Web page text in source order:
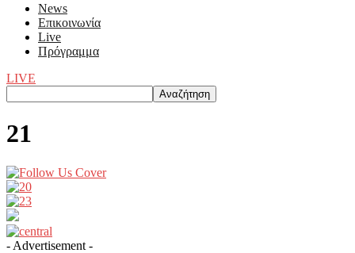
News
Επικοινωνία
Live
Πρόγραμμα
LIVE
21
- Advertisement -